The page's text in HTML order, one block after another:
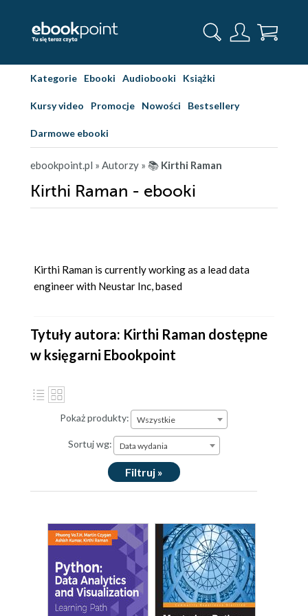
Kategorie Ebooki Audiobooki Książki
Kursy video Promocje Nowości Bestsellery
Darmowe ebooki
ebookpoint.pl » Autorzy » 📚 Kirthi Raman
Kirthi Raman - ebooki
Kirthi Raman is currently working as a lead data
engineer with Neustar Inc, based
Tytuły autora: Kirthi Raman dostępne
w księgarni Ebookpoint
Pokaż produkty: Wszystkie
Sortuj wg: Data wydania
Filtruj »